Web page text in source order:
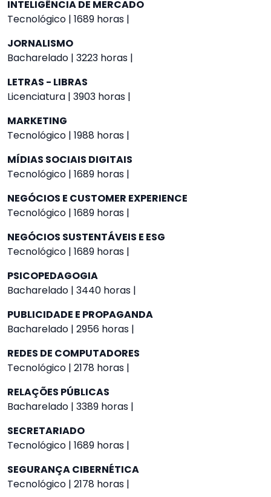
INTELIGÊNCIA DE MERCADO
Tecnológico | 1689 horas |
JORNALISMO
Bacharelado | 3223 horas |
LETRAS - LIBRAS
Licenciatura | 3903 horas |
MARKETING
Tecnológico | 1988 horas |
MÍDIAS SOCIAIS DIGITAIS
Tecnológico | 1689 horas |
NEGÓCIOS E CUSTOMER EXPERIENCE
Tecnológico | 1689 horas |
NEGÓCIOS SUSTENTÁVEIS E ESG
Tecnológico | 1689 horas |
PSICOPEDAGOGIA
Bacharelado | 3440 horas |
PUBLICIDADE E PROPAGANDA
Bacharelado | 2956 horas |
REDES DE COMPUTADORES
Tecnológico | 2178 horas |
RELAÇÕES PÚBLICAS
Bacharelado | 3389 horas |
SECRETARIADO
Tecnológico | 1689 horas |
SEGURANÇA CIBERNÉTICA
Tecnológico | 2178 horas |